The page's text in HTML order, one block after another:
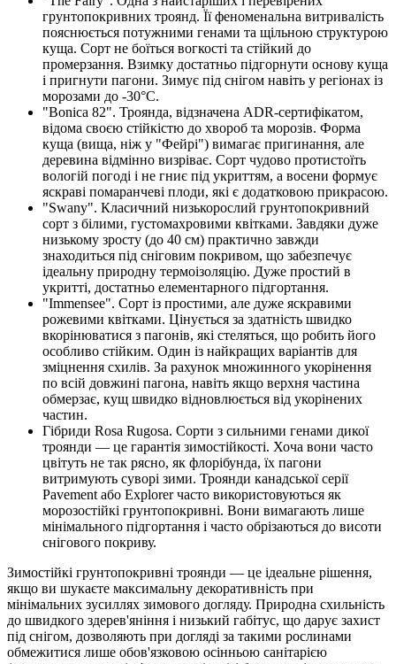
грунтопокривних троянд. Її феноменальна витривалість
пояснюється потужними генами та щільною структурою
куща. Сорт не боїться вогкості та стійкий до
промерзання. Взимку достатньо підгорнути основу куща
і пригнути пагони. Зимує під снігом навіть у регіонах із
морозами до -30°C.
"Bonica 82". Троянда, відзначена ADR-сертифікатом,
відома своєю стійкістю до хвороб та морозів. Форма
куща (вища, ніж у "Фейрі") вимагає пригинання, але
деревина відмінно визріває. Сорт чудово протистоїть
вологій погоді і не гниє під укриттям, а восени формує
яскраві помаранчеві плоди, які є додатковою прикрасою.
"Swany". Класичний низькорослий грунтопокривний
сорт з білими, густомахровими квітками. Завдяки дуже
низькому зросту (до 40 см) практично завжди
знаходиться під сніговим покривом, що забезпечує
ідеальну природну термоізоляцію. Дуже простий в
укритті, достатньо елементарного підгортання.
"Immensee". Сорт із простими, але дуже яскравими
рожевими квітками. Цінується за здатність швидко
вкорінюватися з пагонів, які стеляться, що робить його
особливо стійким. Один із найкращих варіантів для
зміцнення схилів. За рахунок множинного укорінення
по всій довжині пагона, навіть якщо верхня частина
обмерзає, кущ швидко відновлюється від укорінених
частин.
Гібриди Rosa Rugosa. Сорти з сильними генами дикої
троянди — це гарантія зимостійкості. Хоча вони часто
цвітуть не так рясно, як флорібунда, їх пагони
витримують суворі зими. Троянди канадської серії
Pavement або Explorer часто використовуються як
морозостійкі грунтопокривні. Вони вимагають лише
мінімального підгортання і часто обрізаються до висоти
снігового покриву.
Зимостійкі грунтопокривні троянди — це ідеальне рішення,
якщо ви шукаєте максимальну декоративність при
мінімальних зусиллях зимового догляду. Природна схильність
до швидкого здерев'яніння і низький габітус, що дарує захист
під снігом, дозволяють при догляді за такими рослинами
обмежитися лише обов'язковою осінньою санітарією